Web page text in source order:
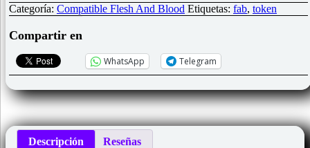
"Flesh
and
Blood"
cantidad
Categoría: Compatible Flesh And Blood Etiquetas: fab, token
Compartir en
WhatsApp Telegram
Descripción Reseñas